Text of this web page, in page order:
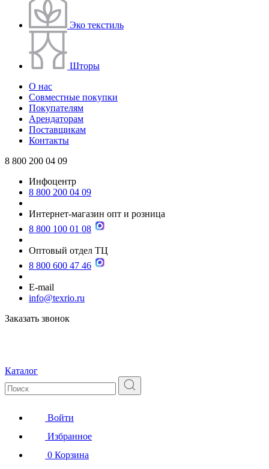
Эко текстиль
Шторы
О нас
Совместные покупки
Покупателям
Арендаторам
Поставщикам
Контакты
8 800 200 04 09
Инфоцентр
8 800 200 04 09
Интернет-магазин опт и розница
8 800 100 01 08
Оптовый отдел ТЦ
8 800 600 47 46
E-mail
info@texrio.ru
Заказать звонок
Каталог
Войти
Избранное
0 Корзина